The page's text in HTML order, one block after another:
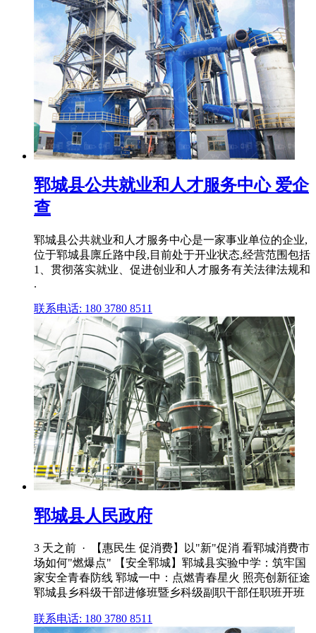
郓城县公共就业和人才服务中心 爱企
查
郓城县公共就业和人才服务中心是一家事业单位的企业,
位于郓城县廪丘路中段,目前处于开业状态,经营范围包括
1、贯彻落实就业、促进创业和人才服务有关法律法规和
.
联系电话: 180 3780 8511
郓城县人民政府
3 天之前 · 【惠民生 促消费】以"新"促消 看郓城消费市
场如何"燃爆点" 【安全郓城】郓城县实验中学：筑牢国
家安全青春防线 郓城一中：点燃青春星火 照亮创新征途
郓城县乡科级干部进修班暨乡科级副职干部任职班开班
联系电话: 180 3780 8511